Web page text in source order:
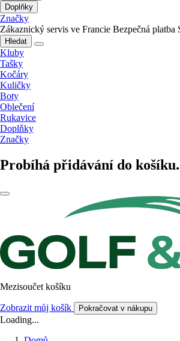
Doplňky
Značky
Zákaznický servis ve Francie Bezpečná platba
Hledat
Kluby
Tašky
Kočáry
Kuličky
Boty
Oblečení
Rukavice
Doplňky
Značky
Probíhá přidávání do
Mezisoučet košíku
Zobrazit můj košík Pokračovat v nákupu
Loading...